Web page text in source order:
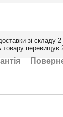
зі складу
товару перевищує